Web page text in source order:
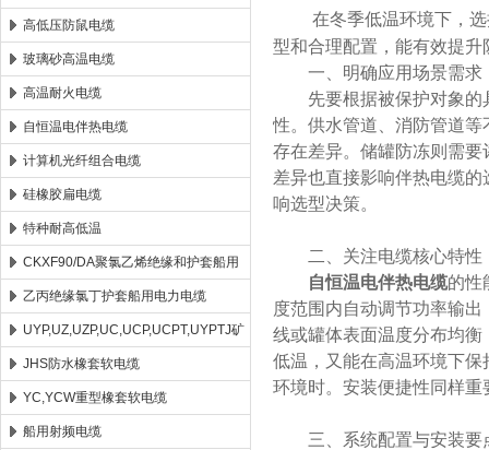
高低压防鼠电缆
玻璃砂高温电缆
高温耐火电缆
自恒温电伴热电缆
计算机光纤组合电缆
硅橡胶扁电缆
特种耐高低温
CKXF90/DA聚氯乙烯绝缘和护套船用
控制电缆
乙丙绝缘氯丁护套船用电力电缆
UYP,UZ,UZP,UC,UCP,UCPT,UYPTJ矿
用电缆
JHS防水橡套软电缆
YC,YCW重型橡套软电缆
船用射频电缆
在冬季低温环境下，选
型和合理配置，能有效提
一、明确应用场景需求
先要根据被保护对象的具
性。供水管道、消防管道
存在差异。储罐防冻则需
差异也直接影响伴热电缆
响选型决策。
二、关注电缆核心特性
自恒温电伴热电缆的性
度范围内自动调节功率输
线或罐体表面温度分布均
低温，又能在高温环境下
环境时。安装便捷性同样
三、系统配置与安装要